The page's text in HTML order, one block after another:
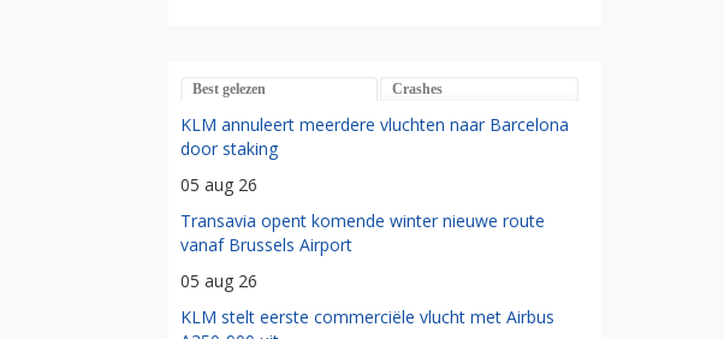
Best gelezen Crashes
KLM annuleert meerdere vluchten naar Barcelona
door staking
05 aug 26
Transavia opent komende winter nieuwe route
vanaf Brussels Airport
05 aug 26
KLM stelt eerste commerciële vlucht met Airbus